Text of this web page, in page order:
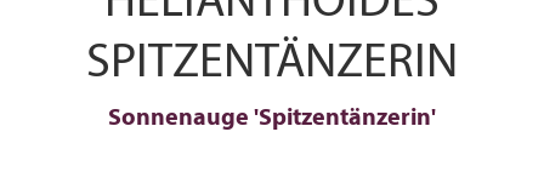
SPITZENTÄNZERIN
Sonnenauge 'Spitzentänzerin'